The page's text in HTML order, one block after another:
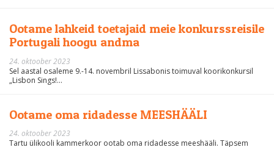
Ootame lahkeid toetajaid meie konkurssreisile
Portugali hoogu andma
24. oktoober 2023
Sel aastal osaleme 9.-14. novembril Lissabonis toimuval koorikonkursil
„Lisbon Sings!...
Ootame oma ridadesse MEESHÄÄLI
24. oktoober 2023
Tartu ülikooli kammerkoor ootab oma ridadesse meeshääli. Täpsem